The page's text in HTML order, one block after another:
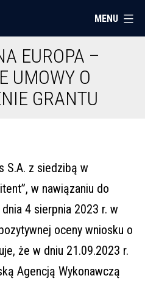
MENU
EUROPA –
UMOWY O
GRANTU
S.A. z siedzibą w
w nawiązaniu do
4 sierpnia 2023 r. w
oceny wniosku o
że w dniu 21.09.2023 r.
Agencją Wykonawczą